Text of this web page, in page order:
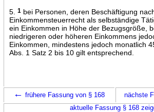
5.
1bei Personen, deren Beschäftigung
Einkommensteuerrecht als selbständige
ein Einkommen in Höhe der Bezugsgröße,
niedrigeren oder höheren Einkommens
Einkommen, mindestens jedoch monatlich
Abs. 1 Satz 2 bis 10 gilt entsprechend.
← frühere Fassung von § 168 nächste
aktuelle Fassung § 168